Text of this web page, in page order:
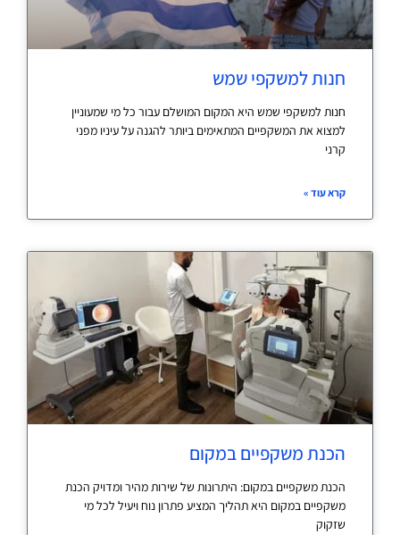
חנות למשקפי שמש
חנות למשקפי שמש היא המקום המושלם עבור כל מי שמעוניין
למצוא את המשקפיים המתאימים ביותר להגנה על עיניו מפני
קרני
קרא עוד »
הכנת משקפיים במקום
הכנת משקפיים במקום: היתרונות של שירות מהיר ומדויק הכנת
משקפיים במקום היא תהליך המציע פתרון נוח ויעיל לכל מי
שזקוק